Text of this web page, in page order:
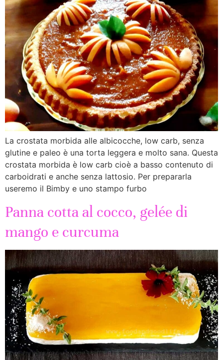
La crostata morbida alle albicocche, low carb, senza
glutine e paleo è una torta leggera e molto sana. Questa
crostata morbida è low carb cioè a basso contenuto di
carboidrati e anche senza lattosio. Per prepararla
useremo il Bimby e uno stampo furbo
Panna cotta al cocco, gelée di
mango e curcuma